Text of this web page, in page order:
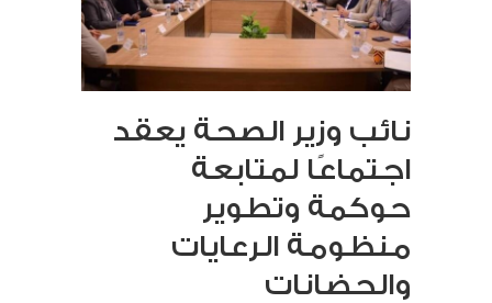
نائب وزير الصحة يعقد
اجتماعًا لمتابعة
حوكمة وتطوير
منظومة الرعايات
والحضانات